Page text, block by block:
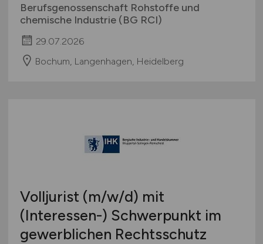
Berufsgenossenschaft Rohstoffe und
chemische Industrie (BG RCI)
29.07.2026
Bochum, Langenhagen, Heidelberg
Volljurist (m/w/d) mit
(Interessen-) Schwerpunkt im
gewerblichen Rechtsschutz